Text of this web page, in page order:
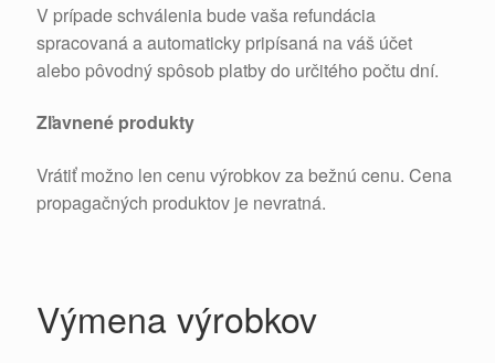
V prípade schválenia bude vaša refundácia
spracovaná a automaticky pripísaná na váš účet
alebo pôvodný spôsob platby do určitého počtu dní.
Zľavnené produkty
Vrátiť možno len cenu výrobkov za bežnú cenu. Cena
propagačných produktov je nevratná.
Výmena výrobkov